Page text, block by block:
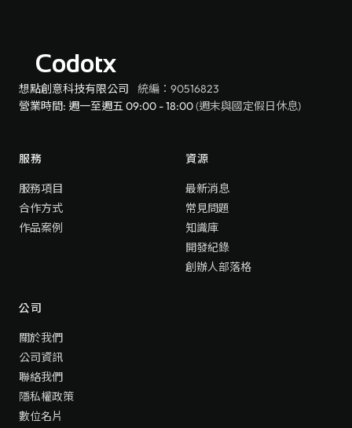
Codotx
想點創意科技有限公司
統編：90516823
營業時間: 週一至週五 09:00 - 18:00(週末與國定假日休息)
服務
服務項目
合作方式
作品案例
資源
最新消息
常見問題
知識庫
開發紀錄
創辦人部落格
公司
關於我們
公司資訊
聯絡我們
隱私權政策
數位名片